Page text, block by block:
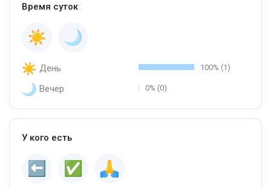
Время суток
День 100% (1)
Вечер 0% (0)
У кого есть